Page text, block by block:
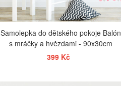
Samolepka do dětského pokoje Balón
s mráčky a hvězdami - 90x30cm
399 Kč